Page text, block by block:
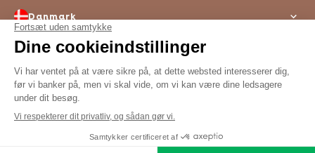
Privatlivserklæring
©2022 SBM Life Science Alle rettigheder forbeholdes
Danmark